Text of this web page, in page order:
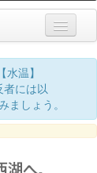
温】
には以
ましょう。